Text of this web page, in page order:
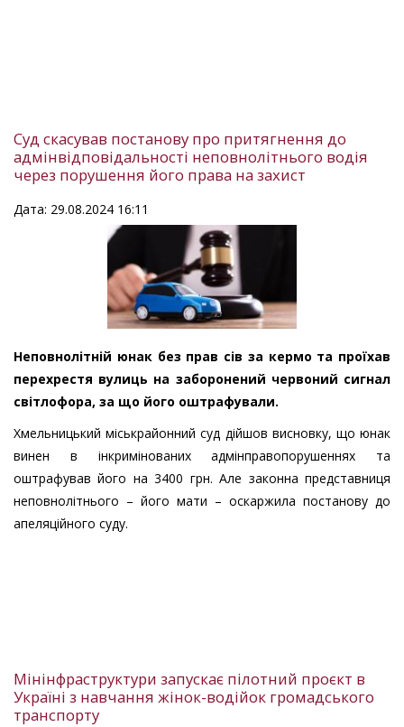
Суд скасував постанову про притягнення до
адмінвідповідальності неповнолітнього водія
через порушення його права на захист
Дата: 29.08.2024 16:11
Неповнолітній юнак без прав сів за кермо та проїхав
перехрестя вулиць на заборонений червоний сигнал
світлофора, за що його оштрафували.
Хмельницький міськрайонний суд дійшов висновку, що юнак
винен в інкримінованих адмінправопорушеннях та
оштрафував його на 3400 грн. Але законна представниця
неповнолітнього – його мати – оскаржила постанову до
апеляційного суду.
Мінінфраструктури запускає пілотний проєкт в
Україні з навчання жінок-водійок громадського
транспорту